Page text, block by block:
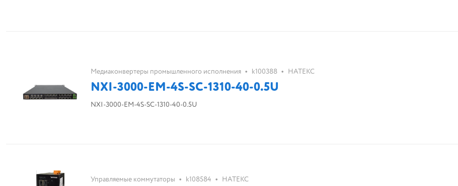
Медиаконвертеры промышленного исполнения • k100388 • НАТЕКС
NXI-3000-EM-4S-SC-1310-40-0.5U
NXI-3000-EM-4S-SC-1310-40-0.5U
Управляемые коммутаторы • k108584 • НАТЕКС